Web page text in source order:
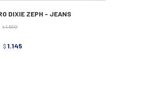
DIXIE ZEPH - JEANS
$ 1.590
$ 1.145